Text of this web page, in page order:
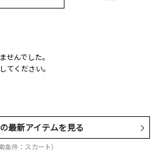
せんでした。
てください。
最新アイテムを見る
条件：スカート）